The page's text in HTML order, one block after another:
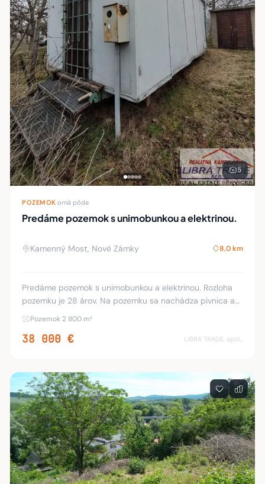
5
POZEMOK orná pôda
Predáme pozemok s unimobunkou a elektrinou.
Kamenný Most, Nové Zámky 8,0 km
Predáme pozemok s unimobunkou a elektrinou. Rozloha
pozemku je 28 árov. Na pozemku sa nachádza pivnica a
veľa ovocných stromov a vinič (140 koreňov hrozna).
Pozemok 2 800 m²
38 000 € LIBRA TRADE, spol.s.r.o.